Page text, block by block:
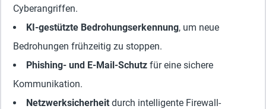
Cyberangriffen.
KI-gestützte Bedrohungserkennung, um neue
Bedrohungen frühzeitig zu stoppen.
Phishing- und E-Mail-Schutz für eine sichere
Kommunikation.
Netzwerksicherheit durch intelligente Firewall-